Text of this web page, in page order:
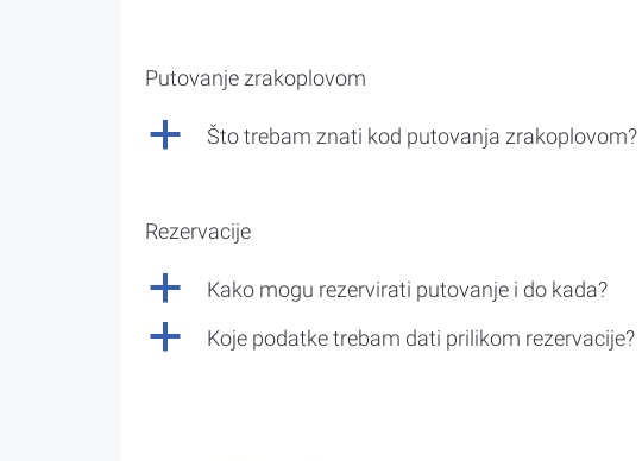
Putovanje zrakoplovom
a Što trebam znati kod putovanja zrakoplovom?
Rezervacije
a Kako mogu rezervirati putovanje i do kada?
a Koje podatke trebam dati prilikom rezervacije?